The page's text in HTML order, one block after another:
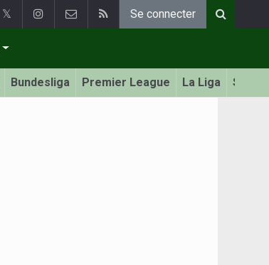
𝕏 Se connecter
Bundesliga Premier League La Liga Serie